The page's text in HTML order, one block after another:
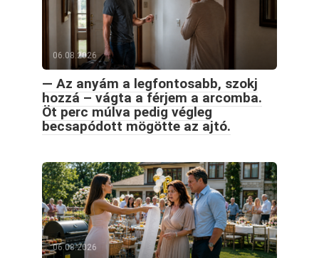
06.08.2026
— Az anyám a legfontosabb, szokj
hozzá – vágta a férjem a arcomba.
Öt perc múlva pedig végleg
becsapódott mögötte az ajtó.
06.08.2026